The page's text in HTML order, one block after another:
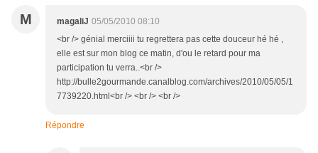
M magaliJ 05/05/2010 08:10
<br /> génial merciiii tu regrettera pas cette douceur hé hé ,
elle est sur mon blog ce matin, d'ou le retard pour ma
participation tu verra..<br />
http://bulle2gourmande.canalblog.com/archives/2010/05/05/1
7739220.html<br /> <br /> <br />
Répondre